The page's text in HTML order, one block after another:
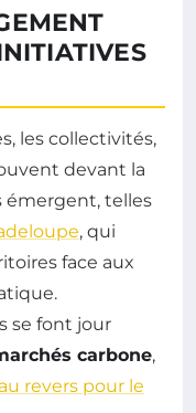
les collectivités,
devant la
émergent, telles
, qui
face aux
se font jour
carbone,
revers pour le